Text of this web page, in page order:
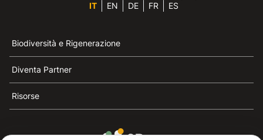
IT EN DE FR ES
Biodiversità e Rigenerazione
Diventa Partner
Risorse